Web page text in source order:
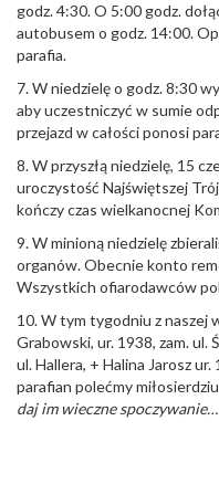
godz. 4:30. O 5:00 godz.
autobusem o godz. 14:00.
parafia.
7. W niedzielę o godz. 8:30
aby uczestniczyć w sumie
przejazd w całości ponosi
8. W przyszłą niedzielę, 15
uroczystość Najświętszej
kończy czas wielkanocnej
9. W minioną niedzielę
organów. Obecnie konto
Wszystkich ofiarodawców
10. W tym tygodniu z naszej
Grabowski, ur. 1938, zam. ul.
ul. Hallera, + Halina Jarosz
parafian polećmy
daj im wieczne spoczywanie…